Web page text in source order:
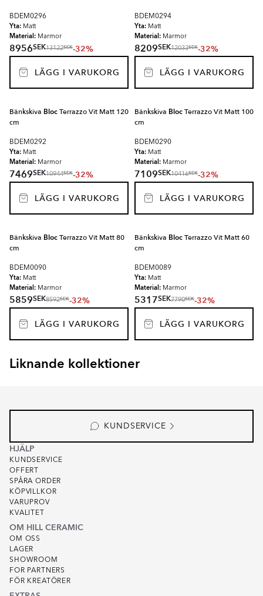
BDEM0296
Yta: Matt
Material: Marmor
8956SEK13122SEK-32%
LÄGG I VARUKORG
BDEM0294
Yta: Matt
Material: Marmor
8209SEK12033SEK-32%
LÄGG I VARUKORG
Bänkskiva BlocTerrazzo Vit Matt 120
cm
BDEM0292
Yta: Matt
Material: Marmor
7469SEK10944SEK-32%
LÄGG I VARUKORG
Bänkskiva BlocTerrazzo Vit Matt 100
cm
BDEM0290
Yta: Matt
Material: Marmor
7109SEK10416SEK-32%
LÄGG I VARUKORG
Bänkskiva BlocTerrazzo Vit Matt 80
cm
BDEM0090
Yta: Matt
Material: Marmor
5859SEK8592SEK-32%
LÄGG I VARUKORG
Bänkskiva BlocTerrazzo Vit Matt 60
cm
BDEM0089
Yta: Matt
Material: Marmor
5317SEK7790SEK-32%
LÄGG I VARUKORG
Liknande kollektioner
EKSKÄR TOPS
KUNDSERVICE
HJÄLP
KUNDSERVICE
OFFERT
SPÅRA ORDER
KÖPVILLKOR
VARUPROV
KVALITET
OM HILL CERAMIC
OM OSS
LAGER
SHOWROOM
FOR PARTNERS
FÖR KREATÖRER